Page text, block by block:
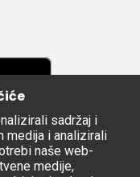
sadržaj i
medija i analizirali
naše web-
medije,